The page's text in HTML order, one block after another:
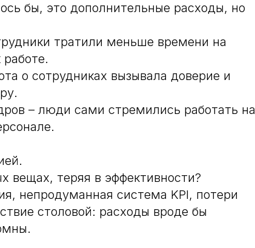
бы, это дополнительные расходы, но
тратили меньше времени на
о сотрудниках вызывала доверие и
– люди сами стремились работать на
вещах, теряя в эффективности?
непродуманная система KPI, потери
столовой: расходы вроде бы